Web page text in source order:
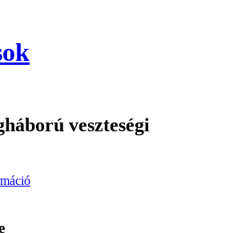
veszteségi